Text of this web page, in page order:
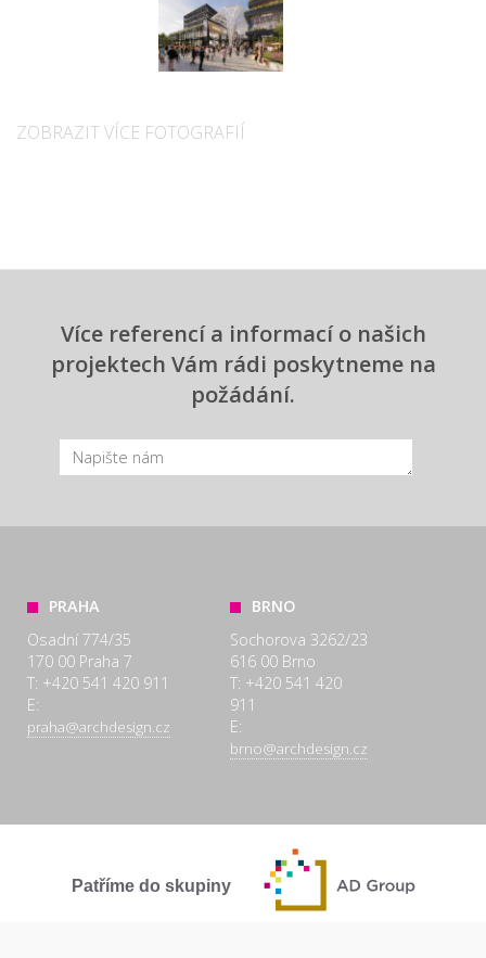
ZOBRAZIT VÍCE FOTOGRAFIÍ
Více referencí a informací o našich
projektech Vám rádi poskytneme na
požádání.
PRAHA
Osadní 774/35
170 00 Praha 7
T: +420 541 420 911
E:
praha@archdesign.cz
BRNO
Sochorova 3262/23
616 00 Brno
T: +420 541 420
911
E:
brno@archdesign.cz
Patříme do skupiny